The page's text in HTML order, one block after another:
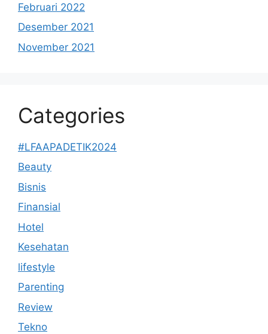
Februari 2022
Desember 2021
November 2021
Categories
#LFAAPADETIK2024
Beauty
Bisnis
Finansial
Hotel
Kesehatan
lifestyle
Parenting
Review
Tekno